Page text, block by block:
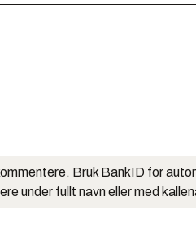
Bruk BankID for
under fullt navn eller med